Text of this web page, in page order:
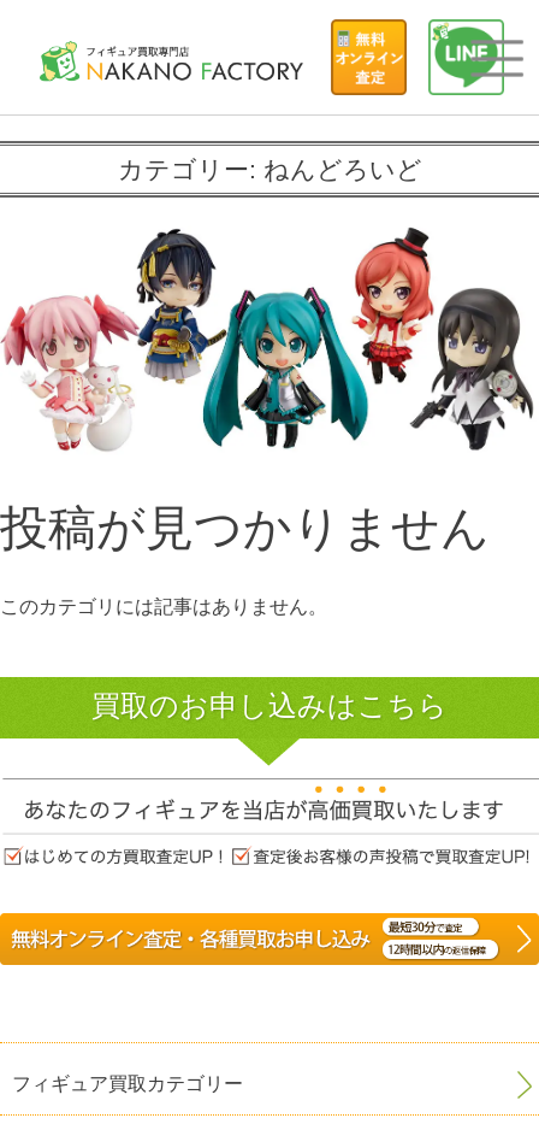
カテゴリー: ねんどろいど
投稿が見つかりません
このカテゴリには記事はありません。
買取のお申し込みはこちら
フィギュア買取カテゴリー